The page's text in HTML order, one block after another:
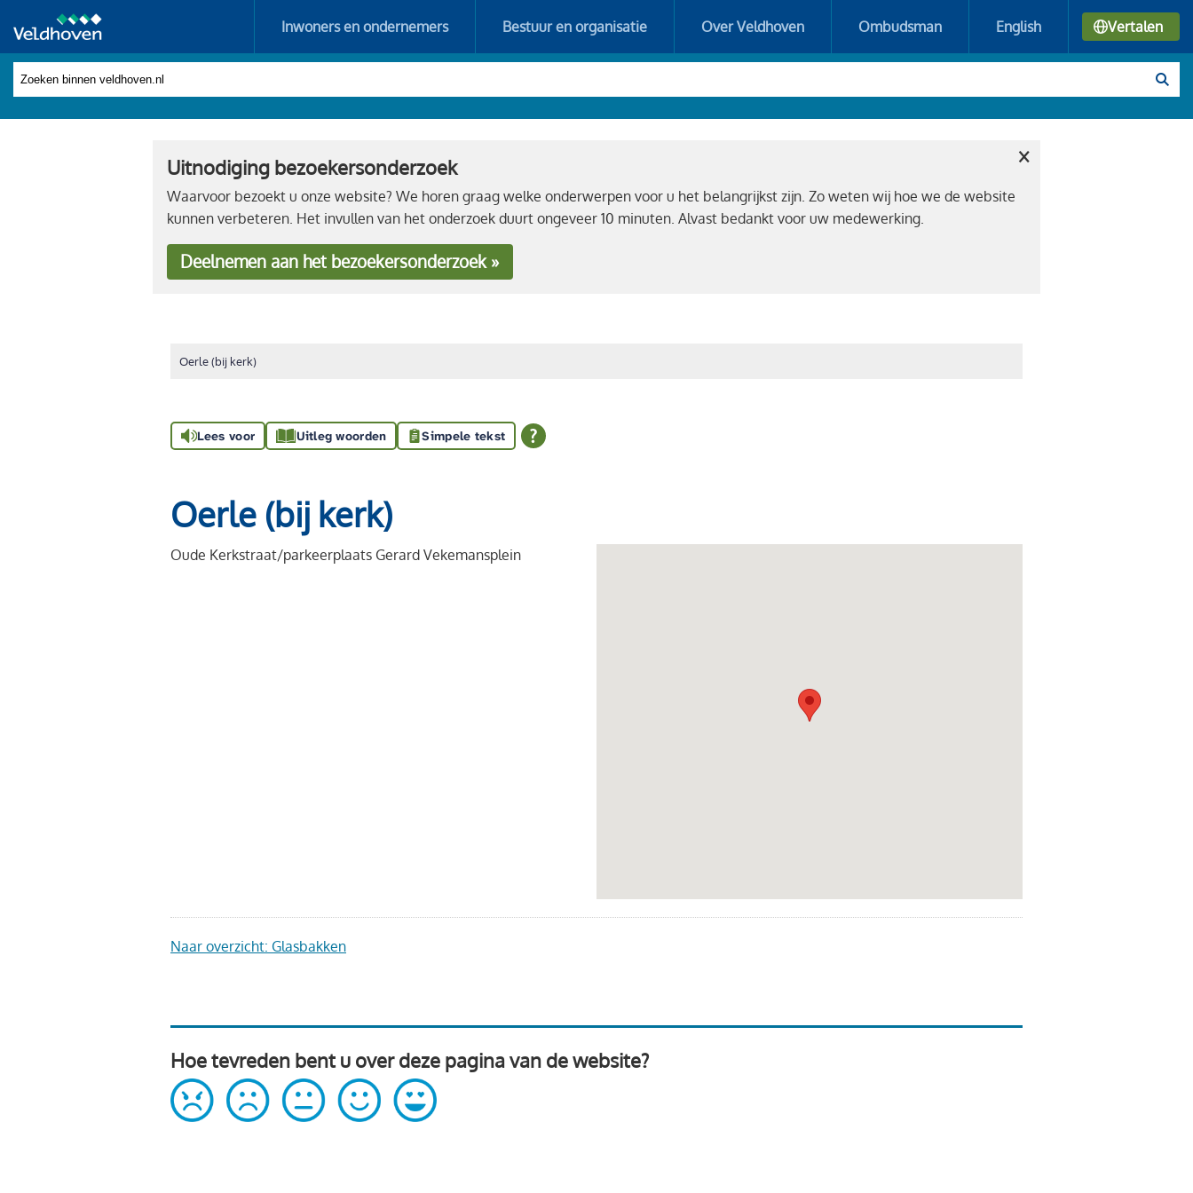
Inwoners en ondernemers Bestuur en organisatie Over Veldhoven Ombudsman English Vertalen
Uitnodiging bezoekersonderzoek
Waarvoor bezoekt u onze website? We horen graag welke onderwerpen voor u het belangrijkst zijn. Zo weten wij hoe we de website
kunnen verbeteren. Het invullen van het onderzoek duurt ongeveer 10 minuten. Alvast bedankt voor uw medewerking.
Deelnemen aan het bezoekersonderzoek »
×
Oerle (bij kerk)
Lees voor Uitleg woorden Simpele tekst
Oerle (bij kerk)
Oude Kerkstraat/parkeerplaats Gerard Vekemansplein
Naar overzicht: Glasbakken
Hoe tevreden bent u over deze pagina van de website?